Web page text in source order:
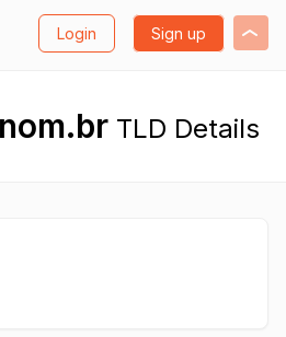
Login Sign up
TLD Details